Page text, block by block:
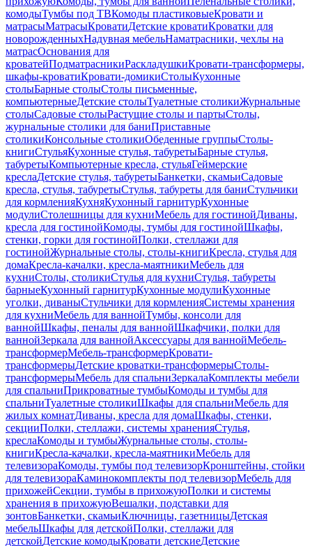
комодыТумбы под ТВКомоды пластиковыеКровати и
матрасыМатрасыКроватиДетские кроватиКроватки для
новорожденныхНадувная мебельНаматрасники, чехлы на
матрасОснования для
кроватейПодматрасникиРаскладушкиКровати-трансформеры,
шкафы-кроватиКровати-домикиСтолыКухонные
столыБарные столыСтолы письменные,
компьютерныеДетские столыТуалетные столикиЖурнальные
столыСадовые столыРастущие столы и партыСтолы,
журнальные столики для баниПриставные
столикиКонсольные столикиОбеденные группыСтолы-
книгиСтульяКухонные стулья, табуретыБарные стулья,
табуретыКомпьютерные кресла, стульяГеймерские
креслаДетские стулья, табуретыБанкетки, скамьиСадовые
кресла, стулья, табуретыСтулья, табуреты для баниСтульчики
для кормленияКухняКухонный гарнитурКухонные
модулиСтолешницы для кухниМебель для гостинойДиваны,
кресла для гостинойКомоды, тумбы для гостинойШкафы,
стенки, горки для гостинойПолки, стеллажи для
гостинойЖурнальные столы, столы-книгиКресла, стулья для
домаКресла-качалки, кресла-маятникиМебель для
кухниСтолы, столикиСтулья для кухниСтулья, табуреты
барныеКухонный гарнитурКухонные модулиКухонные
уголки, диваныСтульчики для кормленияСистемы хранения
для кухниМебель для ваннойТумбы, консоли для
ваннойШкафы, пеналы для ваннойШкафчики, полки для
ваннойЗеркала для ваннойАксессуары для ваннойМебель-
трансформерМебель-трансформерКровати-
трансформерыДетские кроватки-трансформерыСтолы-
трансформерыМебель для спальниЗеркалаКомплекты мебели
для спальниПрикроватные тумбыКомоды и тумбы для
спальниТуалетные столикиШкафы для спальниМебель для
жилых комнатДиваны, кресла для домаШкафы, стенки,
секцииПолки, стеллажи, системы храненияСтулья,
креслаКомоды и тумбыЖурнальные столы, столы-
книгиКресла-качалки, кресла-маятникиМебель для
телевизораКомоды, тумбы под телевизорКронштейны, стойки
для телевизораКаминокомплекты под телевизорМебель для
прихожейСекции, тумбы в прихожуюПолки и системы
хранения в прихожуюВешалки, подставки для
зонтовБанкетки, скамьиКлючницы, газетницыДетская
мебельШкафы для детскойПолки, стеллажи для
детскойДетские комодыКровати детскиеДетские